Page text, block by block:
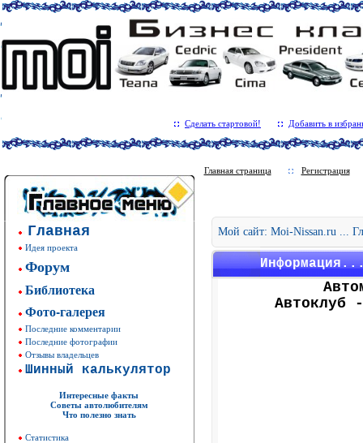
Сделать стартовой! Добавить в
Главная
Идея проекта
Форум
Библиотека
Фото-галерея
Последние комментарии
Последние фотографии
Отзывы владельцев
Шинный калькулятор
Интересные факты
Советы автолюбителям
Что полезно знать
Статистика
Главная страница Регистрация
Мой сайт: Moi-Nissan.ru ...
Автоклуб